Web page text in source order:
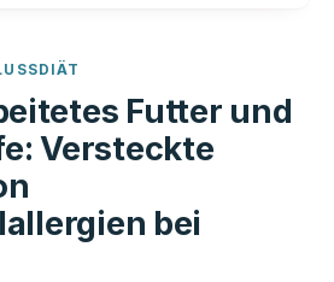
Futter und
Versteckte
bei